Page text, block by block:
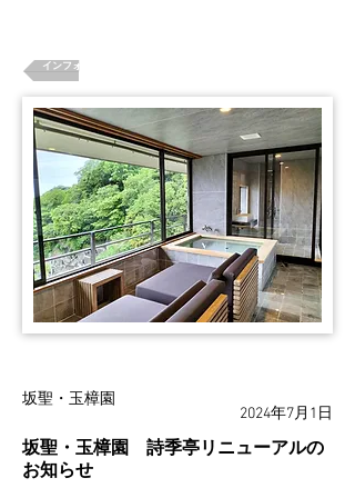
インフォメーション一覧
坂聖・玉樟園
坂聖・玉樟園 詩季亭リニューアルの
お知らせ
2024年7月1日